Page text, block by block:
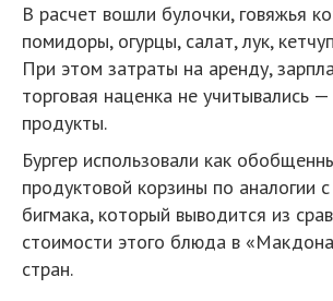
В расчет вошли булочки, говяжья
помидоры, огурцы, салат, лук,
При этом затраты на аренду,
торговая наценка не учитывались
продукты.
Бургер использовали как
продуктовой корзины по аналогии
бигмака, который выводится из
стоимости этого блюда в
стран.